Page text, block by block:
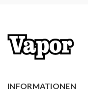
Geschmacksprofil
Herstellungsland
China
Inhalt
INFORMATIONEN